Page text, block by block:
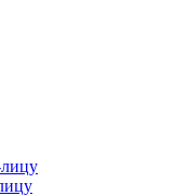
лицу